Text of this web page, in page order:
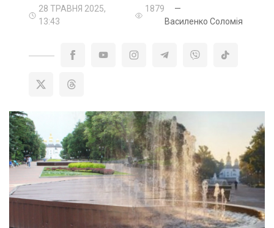
28 ТРАВНЯ 2025,
13:43
1879
—
Василенко Соломія